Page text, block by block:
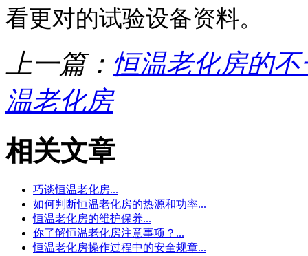
看更对的试验设备资料。
上一篇： 恒温老化房的
温老化房
相关文章
巧谈恒温老化房...
如何判断恒温老化房的热源和功率...
恒温老化房的维护保养...
你了解恒温老化房注意事项？...
恒温老化房操作过程中的安全规章...